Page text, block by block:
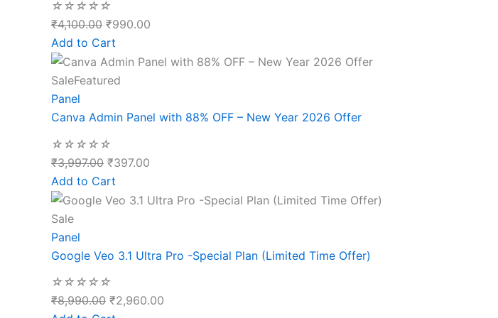
☆☆☆☆☆
₹4,100.00 ₹990.00
Add to Cart
SaleFeatured
Panel
Canva Admin Panel with 88% OFF – New Year 2026 Offer
☆☆☆☆☆
₹3,997.00 ₹397.00
Add to Cart
Sale
Panel
Google Veo 3.1 Ultra Pro -Special Plan (Limited Time Offer)
☆☆☆☆☆
₹8,990.00 ₹2,960.00